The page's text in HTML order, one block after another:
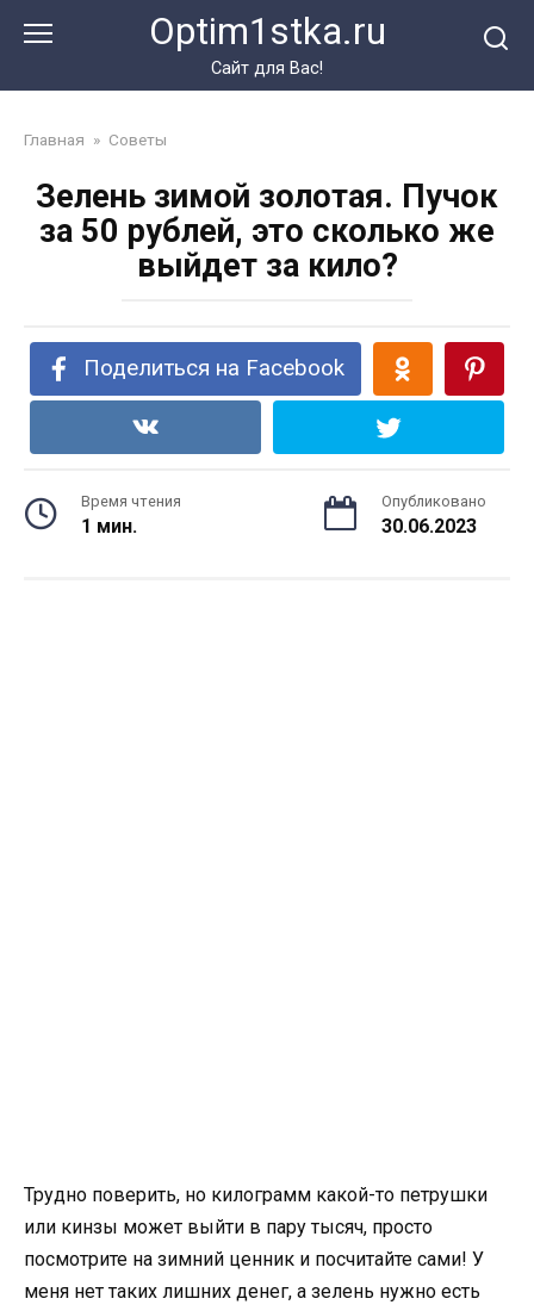
Optim1stka.ru
Сайт для Вас!
Главная » Советы
Зелень зимой золотая. Пучок
за 50 рублей, это сколько же
выйдет за кило?
Поделиться на Facebook
Время чтения
1 мин.
Опубликовано
30.06.2023
Трудно поверить, но килограмм какой-то петрушки
или кинзы может выйти в пару тысяч, просто
посмотрите на зимний ценник и посчитайте сами! У
меня нет таких лишних денег, а зелень нужно есть